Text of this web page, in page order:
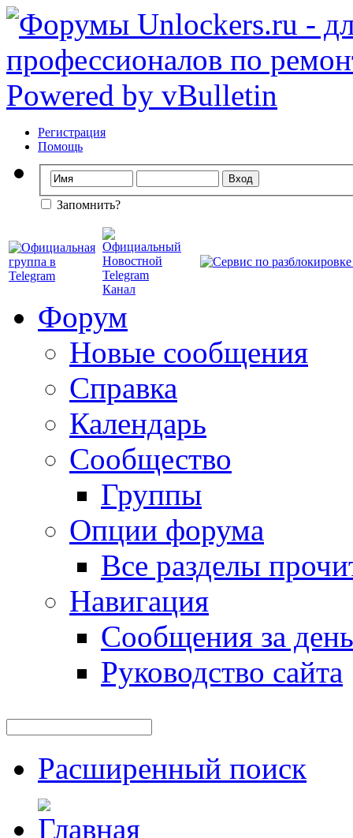
Регистрация
Помощь
Запомнить?
Форум
Новые сообщения
Справка
Календарь
Сообщество
Группы
Опции форума
Все разделы
Навигация
Сообщения за день
Руководство сайта
Расширенный поиск